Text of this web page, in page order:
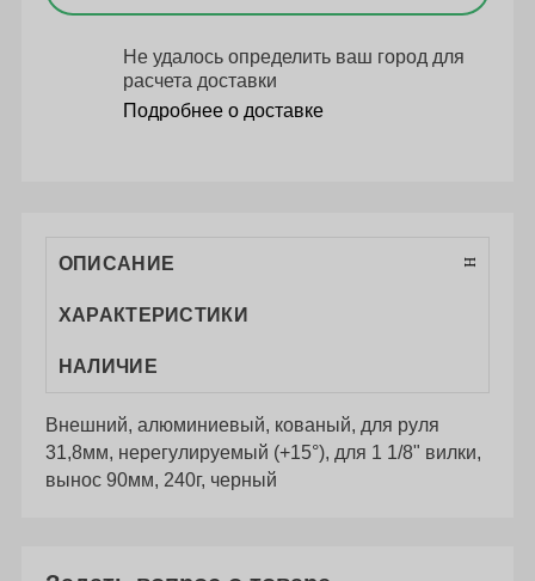
Не удалось определить ваш город для
расчета доставки
Подробнее о доставке
ОПИСАНИЕ
ХАРАКТЕРИСТИКИ
НАЛИЧИЕ
Внешний, алюминиевый, кованый, для руля
31,8мм, нерегулируемый (+15°), для 1 1/8" вилки,
вынос 90мм, 240г, черный